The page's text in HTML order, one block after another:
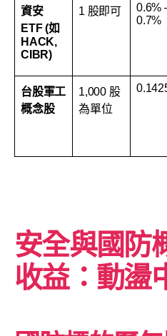
資安
ETF (如
HACK,
CIBR)
1 股即可
0.6%
0.7%
台股軍工
概念股
1,000 股
為單位
安全與國防
收益：動盪